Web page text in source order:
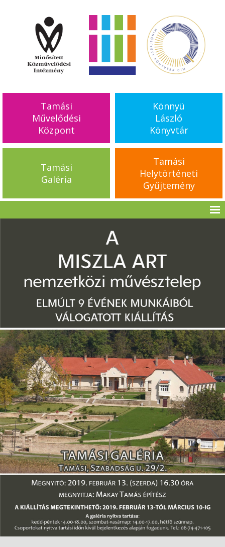
Tamási
Művelődési
Központ
Könnyü
László
Könyvtár
Tamási
Galéria
Tamási
Helytörténeti
Gyűjtemény